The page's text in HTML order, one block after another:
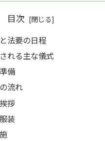
目次
法要の日程
れる主な儀式
備
流れ
拶
装